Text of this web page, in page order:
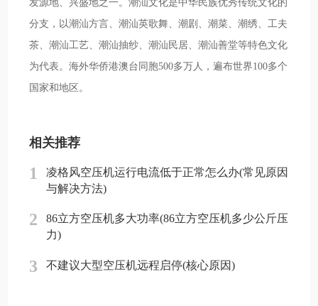
分支，以潮汕方言、潮汕英歌舞、潮剧、潮菜、潮绣、工夫
茶、潮汕工艺、潮汕抽纱、潮汕民居、潮汕善堂等特色文化
为代表。海外华侨港澳台同胞500多万人，遍布世界100多个
国家和地区。
相关推荐
1
凌格风空压机运行电流低于正常怎么办(常见原因
与解决方法)
2
86立方空压机多大功率(86立方空压机多少公斤压
力)
3 不建议大型空压机远程启停(核心原因)